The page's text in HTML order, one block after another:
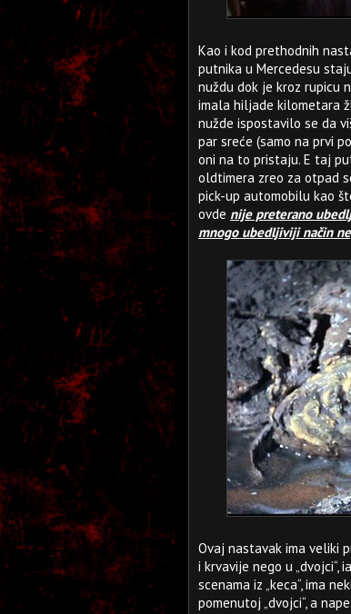
Kao i kod prethodnih
putnika u Mercedesu
nuždu dok je kroz rupicu
imala hiljade kilometara
nužde ispostavilo se da
par sreće (samo na prvi
oni na to pristaju. E taj
oldtimera zreo za otpad
pick-up automobilu kao
ovde nije preterano
mnogo ubedljiviji način
Ovaj nastavak ima veliki
i krvavije nego u „dvojci“,
scenama iz „keca“, ima
pomenutoj „dvojci“, a